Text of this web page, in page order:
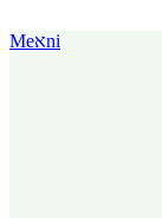
Meאni